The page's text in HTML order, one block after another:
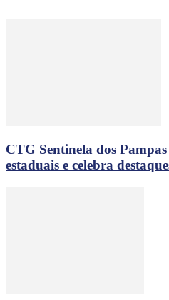
CTG Sentinela dos
estaduais e celebra